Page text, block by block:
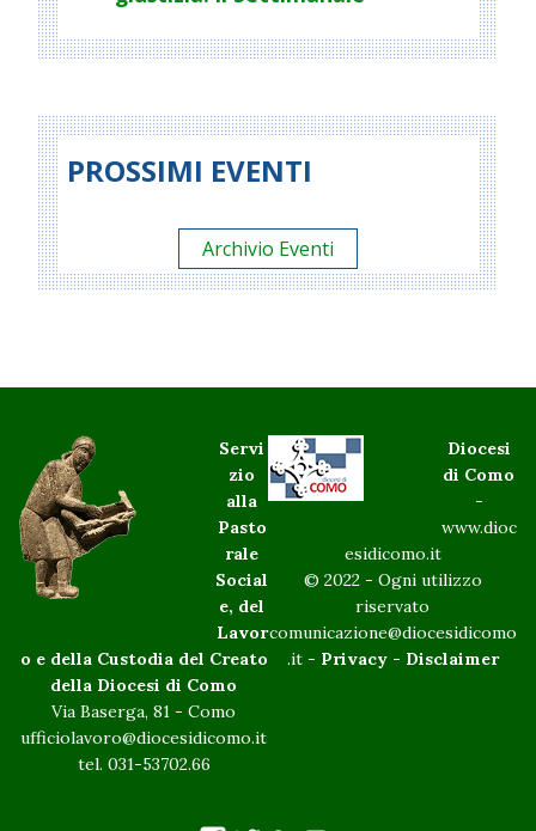
PROSSIMI EVENTI
Archivio Eventi
Servi
zio
alla
Pasto
rale
Social
e, del
Lavor
o e della Custodia del Creato
della Diocesi di Como
Via Baserga, 81 - Como
ufficiolavoro@diocesidicomo.it
tel. 031-53702.66
Diocesi
di Como
-
www.dioc
esidicomo.it
© 2022 - Ogni utilizzo
riservato
comunicazione@diocesidicomo
.it - Privacy- Disclaimer